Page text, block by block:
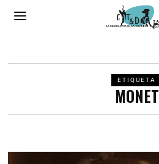
ETIQUETA
MONET